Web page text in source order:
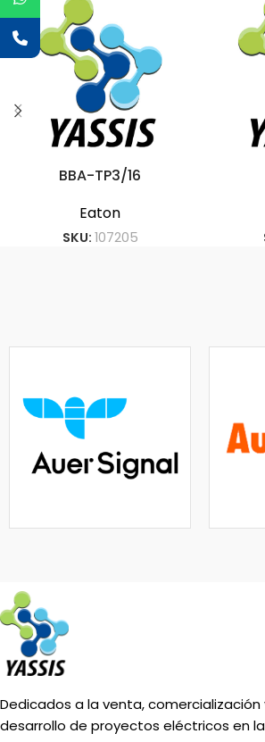
BBA-TP3/16
Eaton
SKU: 107205
Dedicados a la venta, comercialización
desarrollo de proyectos eléctricos en la